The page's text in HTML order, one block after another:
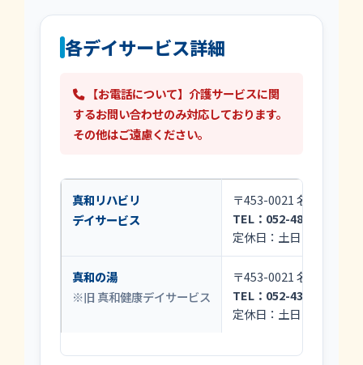
各デイサービス詳細
【お電話について】介護サービスに関
するお問い合わせのみ対応しております。
その他はご遠慮ください。
真和リハビリ
デイサービス
〒453-0021 名古屋市中
TEL：052-485-4651
定休日：土日・特別定休
真和の湯
※旧 真和健康デイサービス
〒453-0021 名古屋市中
TEL：052-433-2355
定休日：土日・特別定休